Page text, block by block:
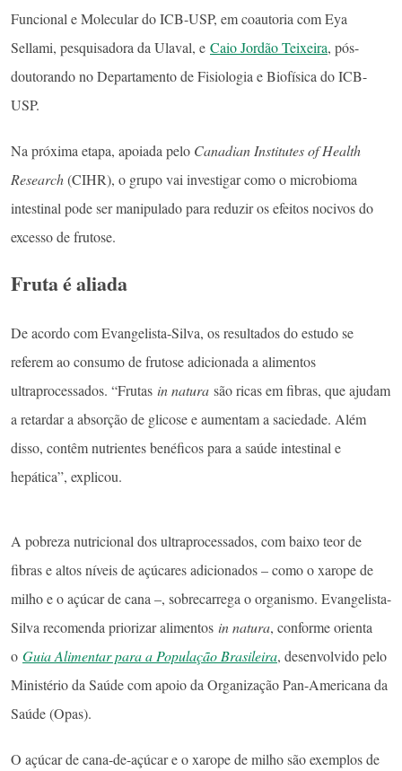
Funcional e Molecular do ICB-USP, em coautoria com Eya
Sellami, pesquisadora da Ulaval, e Caio Jordão Teixeira, pós-
doutorando no Departamento de Fisiologia e Biofísica do ICB-
USP.
Na próxima etapa, apoiada pelo Canadian Institutes of Health
Research(CIHR), o grupo vai investigar como o microbioma
intestinal pode ser manipulado para reduzir os efeitos nocivos do
excesso de frutose.
Fruta é aliada
De acordo com Evangelista-Silva, os resultados do estudo se
referem ao consumo de frutose adicionada a alimentos
ultraprocessados. “Frutas in natura são ricas em fibras, que ajudam
a retardar a absorção de glicose e aumentam a saciedade. Além
disso, contêm nutrientes benéficos para a saúde intestinal e
hepática”, explicou.
A pobreza nutricional dos ultraprocessados, com baixo teor de
fibras e altos níveis de açúcares adicionados – como o xarope de
milho e o açúcar de cana –, sobrecarrega o organismo. Evangelista-
Silva recomenda priorizar alimentos in natura, conforme orienta
o Guia Alimentar para a População Brasileira, desenvolvido pelo
Ministério da Saúde com apoio da Organização Pan-Americana da
Saúde (Opas).
O açúcar de cana-de-açúcar e o xarope de milho são exemplos de